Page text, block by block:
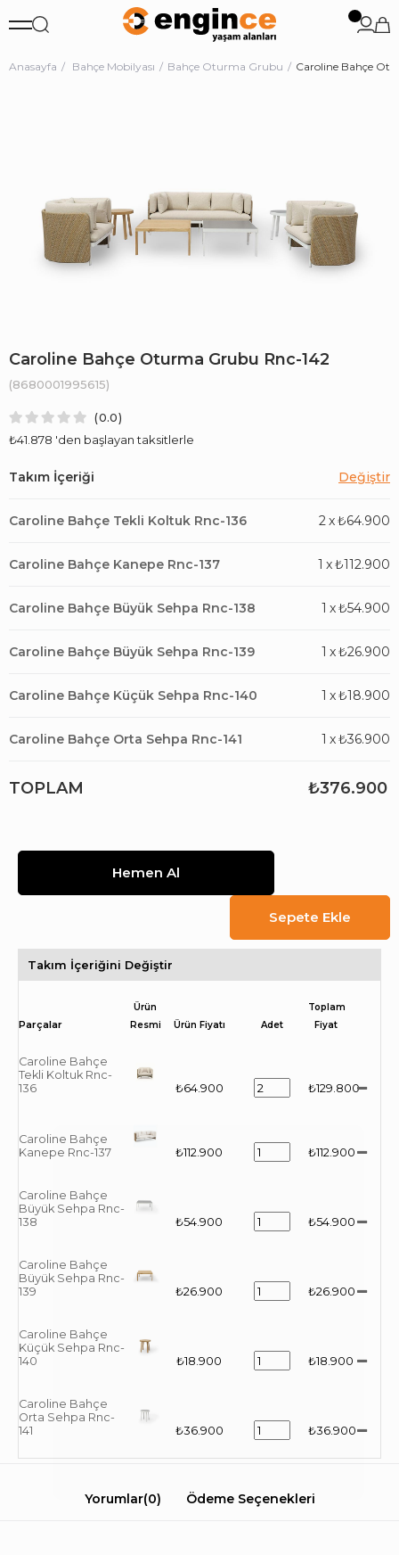
Anasayfa Bahçe Mobilyası Bahçe Oturma Grubu Caroline Bahçe
Caroline Bahçe Oturma Grubu Rnc-142
(8680001995615)
0.0
₺41.878 'den başlayan taksitlerle
Caroline Bahçe Tekli Koltuk Rnc-136 2x₺64.900
Caroline Bahçe Kanepe Rnc-137 1 x₺112.900
Caroline Bahçe Büyük Sehpa Rnc-138 1 x₺54.900
Caroline Bahçe Büyük Sehpa Rnc-139 1 x₺26.900
Caroline Bahçe Küçük Sehpa Rnc-140 1 x₺18.900
Caroline Bahçe Orta Sehpa Rnc-141 1 x₺36.900
TOPLAM ₺376.900
Takım İçeriğini Değiştir
Ürün
Resmi
Ürün Fiyatı Adet
Toplam
Fiyat
Caroline Bahçe
Tekli Koltuk Rnc-
136
₺64.900 ₺129.800
Caroline Bahçe
Kanepe Rnc-137
₺112.900 ₺112.900
Caroline Bahçe
Büyük Sehpa Rnc-
138
₺54.900 ₺54.900
Caroline Bahçe
Büyük Sehpa Rnc-
139
₺26.900 ₺26.900
Caroline Bahçe
Küçük Sehpa Rnc-
140
₺18.900 ₺18.900
Caroline Bahçe
Orta Sehpa Rnc-
141
₺36.900 ₺36.900
Yorumlar(0) Ödeme Seçenekleri